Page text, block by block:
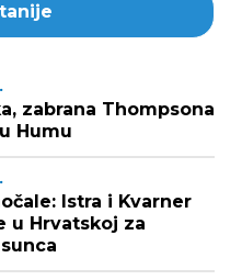
zabrana Thompsona
Humu
Istra i Kvarner
u Hrvatskoj za